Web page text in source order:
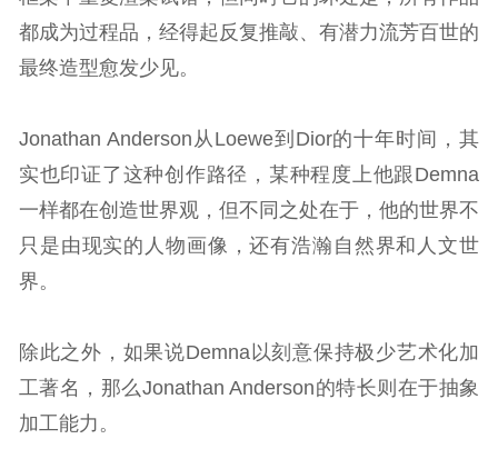
都成为过程品，经得起反复推敲、有潜力流芳百世的
最终造型愈发少见。
Jonathan Anderson从Loewe到Dior的十年时间，其
实也印证了这种创作路径，某种程度上他跟Demna
一样都在创造世界观，但不同之处在于，他的世界不
只是由现实的人物画像，还有浩瀚自然界和人文世
界。
除此之外，如果说Demna以刻意保持极少艺术化加
工著名，那么Jonathan Anderson的特长则在于抽象
加工能力。